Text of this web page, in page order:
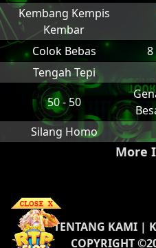
Kembang Kempis
Kembar
Colok Bebas
8
Tengah Tepi
50 - 50
Silang Homo
More
TENTANG KAMI|
COPYRIGHT